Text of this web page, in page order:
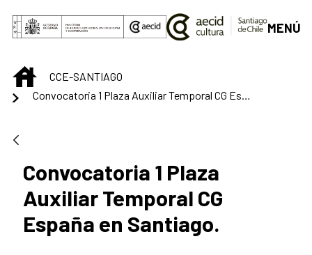
Saltar al contenido principal
MENÚ
INICIOCCE-SANTIAGO
Convocatoria 1 Plaza
Auxiliar Temporal CG
España en Santiago.